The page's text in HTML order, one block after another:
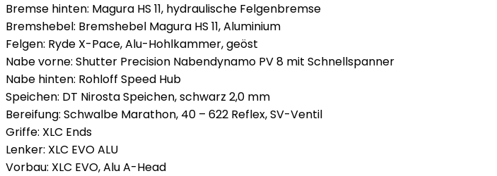
Bremse hinten: Magura HS 11, hydraulische Felgenbremse
Bremshebel: Bremshebel Magura HS 11, Aluminium
Felgen: Ryde X-Pace, Alu-Hohlkammer, geöst
Nabe vorne: Shutter Precision Nabendynamo PV 8 mit Schnellspanner
Nabe hinten: Rohloff Speed Hub
Speichen: DT Nirosta Speichen, schwarz 2,0 mm
Bereifung: Schwalbe Marathon, 40 – 622 Reflex, SV-Ventil
Griffe: XLC Ends
Lenker: XLC EVO ALU
Vorbau: XLC EVO, Alu A-Head